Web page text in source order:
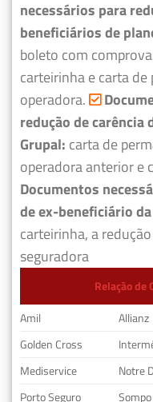
necessários para
beneficiários de
boleto com
carteirinha e carta
operadora.
redução de carência
Grupal: carta de
operadora anterior e
Documentos
de ex-beneficiário
carteirinha, a
seguradora
Relação de
Amil
Allianz
Golden Cross
Mediservice
Notre
Porto Seguro
Sompo